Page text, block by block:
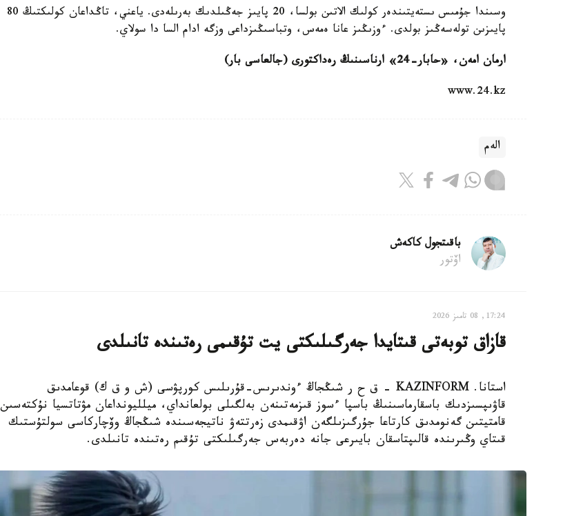
وسىندا جۇمىس ىستەيتىندەر كولىك الاتىن بولسا، 20 پايىز جەڭىلدىك بەرىلەدى. ياعني، تاڭداعان كولىكتىڭ 80
پايىزىن تولەسەڭىز بولدى. ءوزىڭىز عانا ەمەس، وتباسىڭىزداعى وزگە ادام السا دا سولاي.
ارمان امەن، «حابار-24» ارناسىنىڭ رەداكتورى (جالعاسى بار)
www.24.kz
الەم
باقىتجول كاكەش
اۆتور
17:24, 08 تامىز 2026
قازاق توبەتى قىتايدا جەرگىلىكتى يت تۇقىمى رەتىندە تانىلدى
استانا. KAZINFORM – ق ح ر شىڭجاڭ ءوندىرىس-قۇرىلىس كورپۋسى (ش و ق ك) قوعامدىق
قاۋىپسىزدىك باسقارماسىنىڭ باسپا ءسوز قىزمەتىنەن بەلگىلى بولعانداي، ميلليونداعان مۋتاتسيا نۇكتەسىن
قامتيتىن گەنومدىق كارتاعا جۇرگىزىلگەن اۋقىمدى زەرتتەۋ ناتيجەسىندە شىڭجاڭ وۆچاركاسى سولتۇستىك
قىتاي وڭىرىندە قالىپتاسقان بايىرعى جانە دەربەس جەرگىلىكتى تۇقىم رەتىندە تانىلدى.